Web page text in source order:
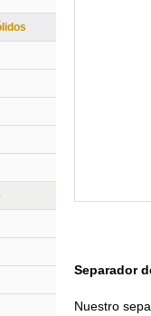
Separador
Nuestro